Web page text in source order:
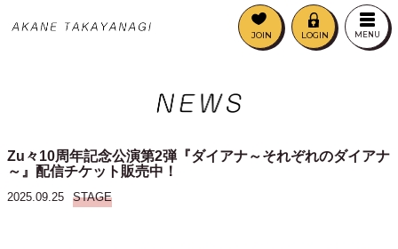
JOIN LOGIN MENU
Zu々10周年記念公演第2弾『ダイアナ～それぞれのダイアナ
～』配信チケット販売中！
2025.09.25 STAGE